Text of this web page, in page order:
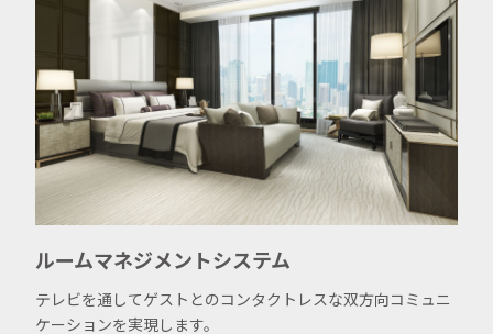
ルームマネジメントシステム
テレビを通してゲストとのコンタクトレスな双方向コミュニ
ケーションを実現します。